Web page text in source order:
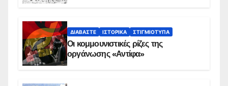
ΔΙΑΒΆΣΤΕ ΙΣΤΟΡΙΚΆ ΣΤΙΓΜΙΌΤΥΠΑ
Οι κομμουνιστικές ρίζες της
οργάνωσης «Αντίφα»